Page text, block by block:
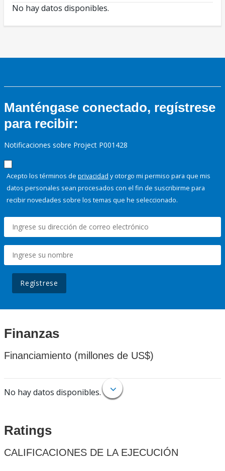
No hay datos disponibles.
Manténgase conectado, regístrese
para recibir:
Notificaciones sobre Project P001428
Acepto los términos de privacidad y otorgo mi permiso para que mis
datos personales sean procesados con el fin de suscribirme para
recibir novedades sobre los temas que he seleccionado.
Regístrese
Finanzas
Financiamiento (millones de US$)
No hay datos disponibles.
Ratings
CALIFICACIONES DE LA EJECUCIÓN